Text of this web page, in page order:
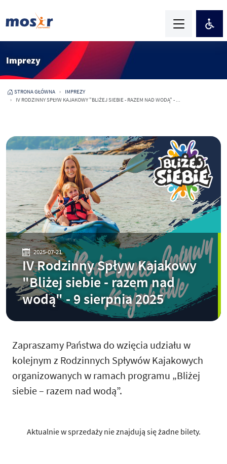
Imprezy
STRONA GŁÓWNA
IMPREZY
IV RODZINNY SPŁYW KAJAKOWY "BLIŻEJ SIEBIE - RAZEM NAD WODĄ" - ...
2025-07-21
IV Rodzinny Spływ Kajakowy
"Bliżej siebie - razem nad
wodą" - 9 sierpnia 2025
Zapraszamy Państwa do wzięcia udziału w
kolejnym z Rodzinnych Spływów Kajakowych
organizowanych w ramach programu „Bliżej
siebie – razem nad wodą”.
Aktualnie w sprzedaży nie znajdują się żadne bilety.